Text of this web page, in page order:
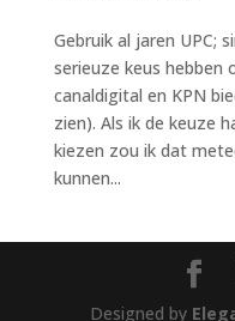
Gebruik al jaren UPC;
serieuze keus hebben
canaldigital en KPN
zien). Als ik de keuze
kiezen zou ik dat
kunnen...
Designed by